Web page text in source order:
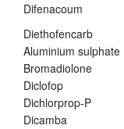
Difenacoum
Diethofencarb
Aluminium sulphate
Bromadiolone
Diclofop
Dichlorprop-P
Dicamba